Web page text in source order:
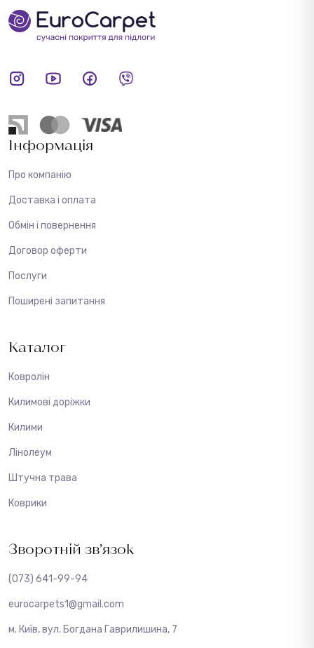
Інформація
Про компанію
Доставка і оплата
Обмін і повернення
Договор оферти
Послуги
Поширені запитання
Каталог
Ковролін
Килимові доріжки
Килими
Лінолеум
Штучна трава
Коврики
Зворотній зв’язок
(073) 641-99-94
eurocarpets1@gmail.com
м. Київ, вул. Богдана Гаврилишина, 7